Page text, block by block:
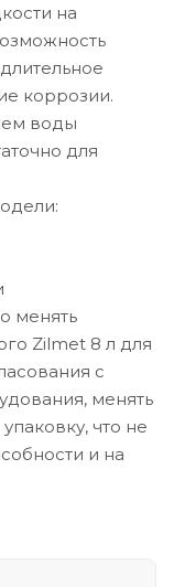
на
коррозии.
воды
для
менять
Zilmet 8 л для
с
менять
что не
и на